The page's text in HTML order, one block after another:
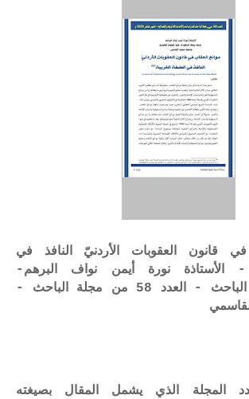
قانون العقوبات الأردنيّ النافذ في
- الأستاذة نورة أيمن نواف البرهم-
منشورات موقع الباحث - العدد 58 من مجلة الباحث -
المجلة الذي يشمل المقال بصيغته